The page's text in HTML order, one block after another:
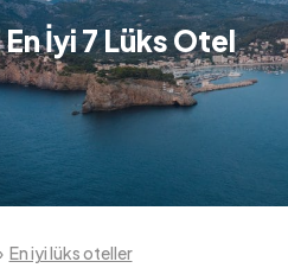
İyi 7 Lüks Otel
En iyi lüks oteller